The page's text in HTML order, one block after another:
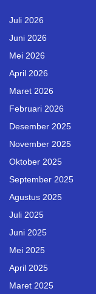
Juli 2026
Juni 2026
Mei 2026
April 2026
Maret 2026
Februari 2026
Desember 2025
November 2025
Oktober 2025
September 2025
Agustus 2025
Juli 2025
Juni 2025
Mei 2025
April 2025
Maret 2025